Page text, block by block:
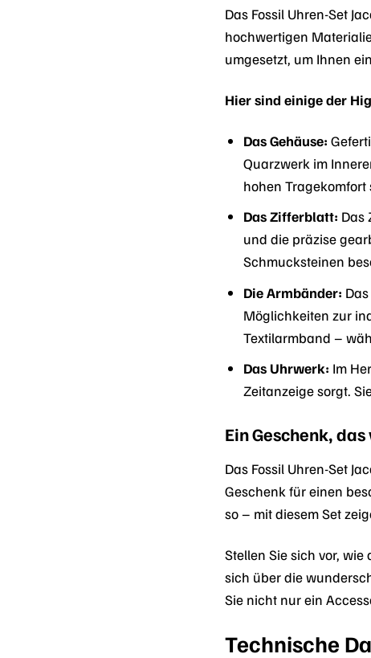
Das Fossil Uhren-Set
hochwertigen
umgesetzt, um Ihnen
Hier sind einige der
Das Gehäuse:
Quarzwerk im
hohen Tragekomfort
Das Zifferblatt: Das
und die präzise
Schmucksteinen
Die Armbänder:
Möglichkeiten zur
Textilarmband –
Das Uhrwerk: Im
Zeitanzeige sorgt.
Ein Geschenk,
Das Fossil Uhren-Set
Geschenk für einen
so – mit diesem Set
Stellen Sie sich vor,
sich über die
Sie nicht nur ein
Technische